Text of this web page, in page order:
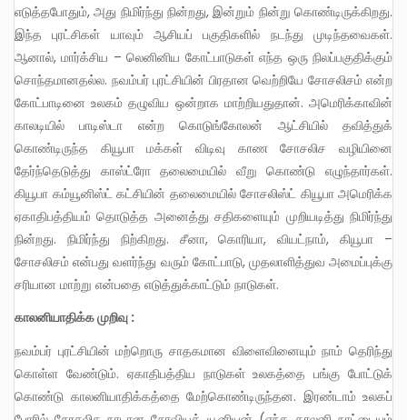
எடுத்தபோதும், அது நிமிர்ந்து நின்றது, இன்றும் நின்று கொண்டிருக்கிறது.
இந்த புரட்சிகள் யாவும் ஆசியப் பகுதிகளில் நடந்து முடிந்தவைகள்.
ஆனால், மார்க்சிய – லெனினிய கோட்பாடுகள் எந்த ஒரு நிலப்பகுதிக்கும்
சொந்தமானதல்ல. நவம்பர் புரட்சியின் பிரதான வெற்றியே சோசலிசம் என்ற
கோட்பாடினை உலகம் தழுவிய ஒன்றாக மாற்றியதுதான். அமெரிக்காவின்
காலடியில் பாடிஸ்டா என்ற கொடுங்கோலன் ஆட்சியில் தவித்துக்
கொண்டிருந்த கியூபா மக்கள் விடிவு காண சோசலிச வழியினை
தேர்ந்தெடுத்து காஸ்ட்ரோ தலைமையில் வீறு கொண்டு எழுந்தார்கள்.
கியூபா கம்யூனிஸ்ட் கட்சியின் தலைமையில் சோசலிஸ்ட் கியூபா அமெரிக்க
ஏகாதிபத்தியம் தொடுத்த அனைத்து சதிகளையும் முறியடித்து நிமிர்ந்து
நின்றது. நிமிர்ந்து நிற்கிறது. சீனா, கொரியா, வியட்நாம், கியூபா –
சோசலிசம் என்பது வளர்ந்து வரும் கோட்பாடு, முதலாளித்துவ அமைப்புக்கு
சரியான மாற்று என்பதை எடுத்துக்காட்டும் நாடுகள்.
காலனியாதிக்க முறிவு :
நவம்பர் புரட்சியின் மற்றொரு சாதகமான விளைவினையும் நாம் தெரிந்து
கொள்ள வேண்டும். ஏகாதிபத்திய நாடுகள் உலகத்தை பங்கு போட்டுக்
கொண்டு காலனியாதிக்கத்தை மேற்கொண்டிருந்தன. இரண்டாம் உலகப்